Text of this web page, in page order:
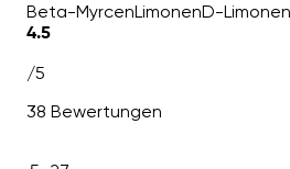
Beta-MyrcenLimonenD-Limonen
4.5
/5
38 Bewertungen